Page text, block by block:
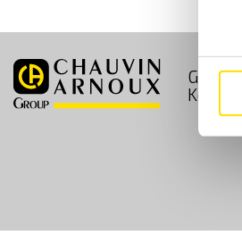
GDPR
Kontakt